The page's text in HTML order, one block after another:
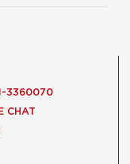
3360070
CHAT